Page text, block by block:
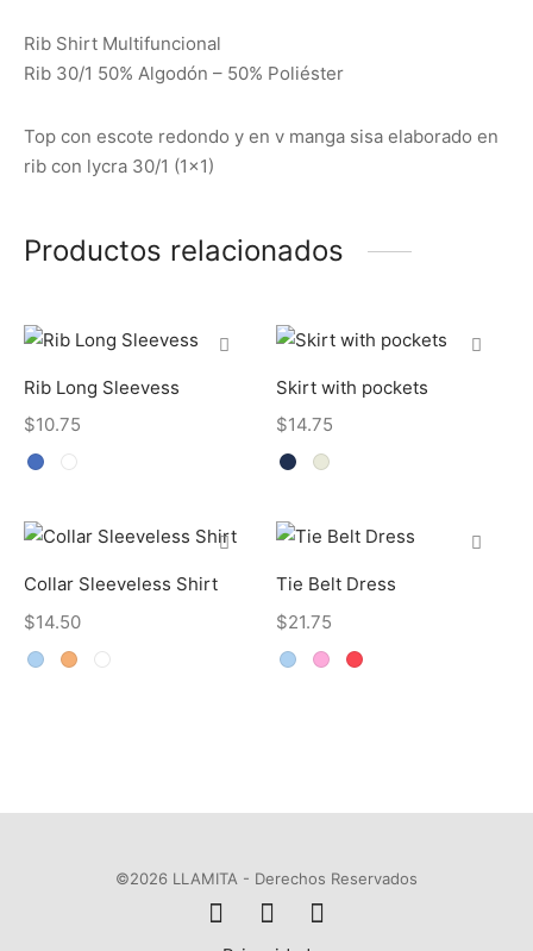
Rib Shirt Multifuncional
Rib 30/1 50% Algodón – 50% Poliéster
Top con escote redondo y en v manga sisa elaborado en
rib con lycra 30/1 (1×1)
Productos relacionados
Rib Long Sleevess
$10.75
Skirt with pockets
$14.75
Collar Sleeveless Shirt
$14.50
Tie Belt Dress
$21.75
©2026 LLAMITA - Derechos Reservados